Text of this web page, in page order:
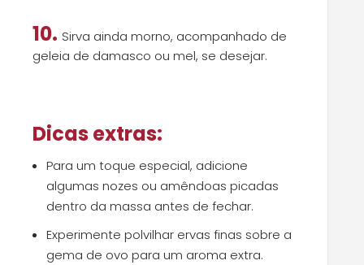
10. Sirva ainda morno, acompanhado de
geleia de damasco ou mel, se desejar.
Dicas extras:
Para um toque especial, adicione
algumas nozes ou amêndoas picadas
dentro da massa antes de fechar.
Experimente polvilhar ervas finas sobre a
gema de ovo para um aroma extra.